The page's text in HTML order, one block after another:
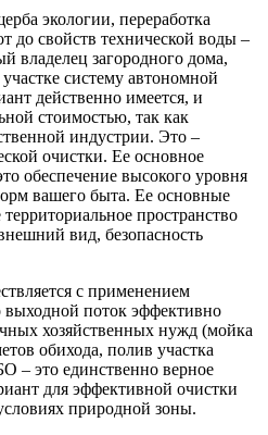
экологии, переработка
до свойств технической воды –
владелец загородного дома,
систему автономной
действенно имеется, и
стоимостью, так как
индустрии. Это –
очистки. Ее основное
обеспечение высокого уровня
вашего быта. Ее основные
пространство
вид, безопасность
с применением
выходной поток эффективно
хозяйственных нужд (мойка
обихода, полив участка
– это единственно верное
для эффективной очистки
природной зоны.